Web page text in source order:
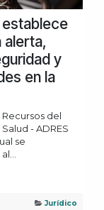
establece
alerta,
y
en la
del
- ADRES
se
Jurídico